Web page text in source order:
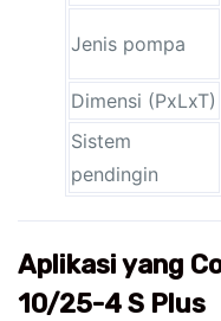
Jenis pompa
Dimensi (PxLxT)
Sistem
pendingin
Aplikasi yang
10/25-4 S Plus